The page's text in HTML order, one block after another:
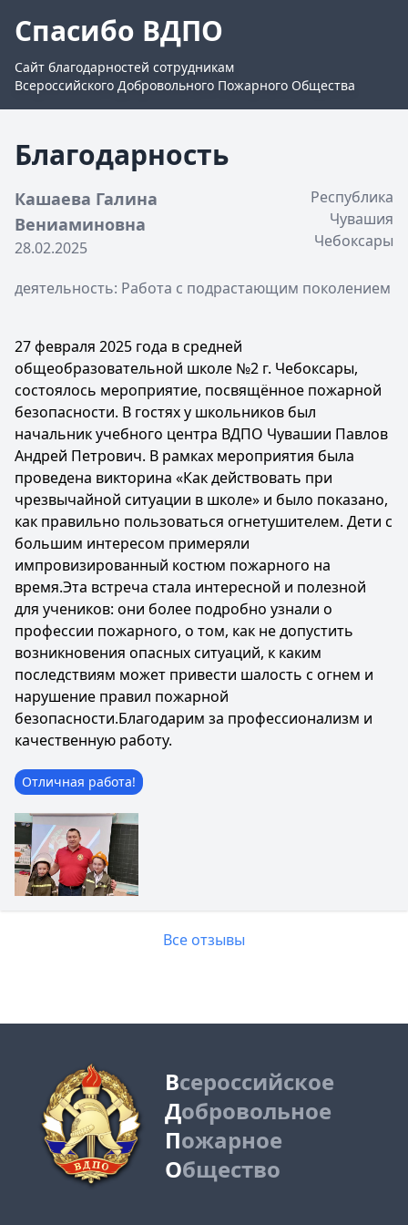
Спасибо ВДПО
Сайт благодарностей сотрудникам
Всероссийского Добровольного Пожарного Общества
Благодарность
Кашаева Галина
Вениаминовна
28.02.2025
Республика
Чувашия
Чебоксары
деятельность: Работа с подрастающим поколением
27 февраля 2025 года в средней
общеобразовательной школе №2 г. Чебоксары,
состоялось мероприятие, посвящённое пожарной
безопасности. В гостях у школьников был
начальник учебного центра ВДПО Чувашии Павлов
Андрей Петрович. В рамках мероприятия была
проведена викторина «Как действовать при
чрезвычайной ситуации в школе» и было показано,
как правильно пользоваться огнетушителем. Дети с
большим интересом примеряли
импровизированный костюм пожарного на
время.Эта встреча стала интересной и полезной
для учеников: они более подробно узнали о
профессии пожарного, о том, как не допустить
возникновения опасных ситуаций, к каким
последствиям может привести шалость с огнем и
нарушение правил пожарной
безопасности.Благодарим за профессионализм и
качественную работу.
Отличная работа!
Все отзывы
Всероссийское
Добровольное
Пожарное
Общество